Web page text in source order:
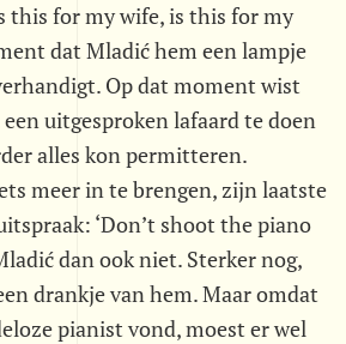
this for my wife, is this for my
dat Mladić hem een lampje
Op dat moment wist
uitgesproken lafaard te doen
alles kon permitteren.
meer in te brengen, zijn laatste
‘Don’t shoot the piano
dan ook niet. Sterker nog,
drankje van hem. Maar omdat
pianist vond, moest er wel